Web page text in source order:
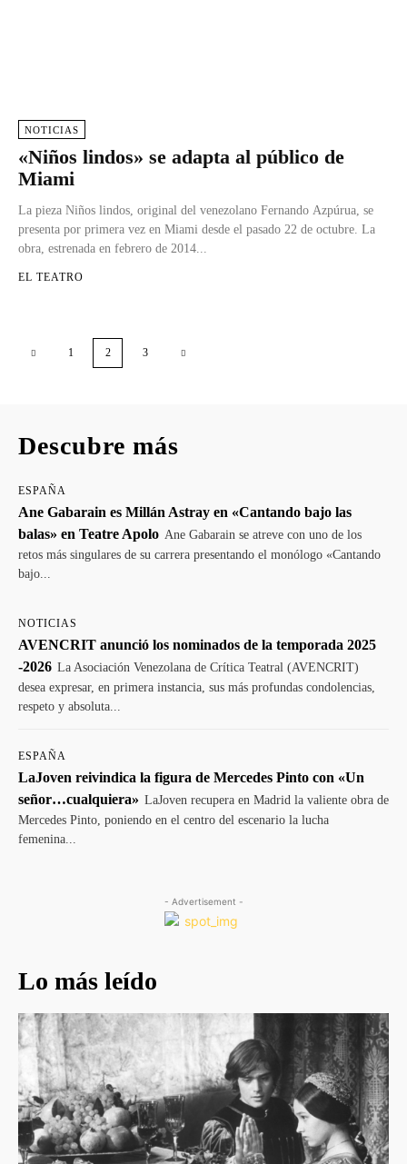
NOTICIAS
«Niños lindos» se adapta al público de
Miami
La pieza Niños lindos, original del venezolano Fernando Azpúrua, se
presenta por primera vez en Miami desde el pasado 22 de octubre. La
obra, estrenada en febrero de 2014...
EL TEATRO
1 2 3
Descubre más
ESPAÑA
Ane Gabarain es Millán Astray en «Cantando bajo las
balas» en Teatre Apolo Ane Gabarain se atreve con uno de los
retos más singulares de su carrera presentando el monólogo «Cantando
bajo...
NOTICIAS
AVENCRIT anunció los nominados de la temporada 2025
-2026 La Asociación Venezolana de Crítica Teatral (AVENCRIT)
desea expresar, en primera instancia, sus más profundas condolencias,
respeto y absoluta...
ESPAÑA
LaJoven reivindica la figura de Mercedes Pinto con «Un
señor…cualquiera» LaJoven recupera en Madrid la valiente obra de
Mercedes Pinto, poniendo en el centro del escenario la lucha
femenina...
- Advertisement -
Lo más leído